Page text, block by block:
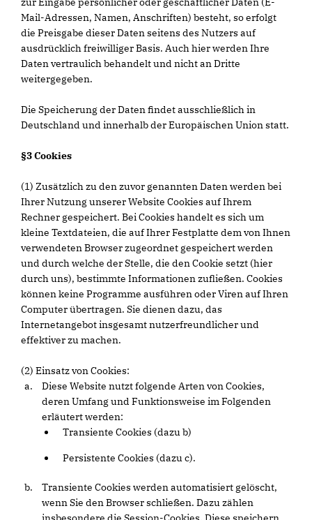
Mail-Adressen, Namen, Anschriften) besteht, so erfolgt
die Preisgabe dieser Daten seitens des Nutzers auf
ausdrücklich freiwilliger Basis. Auch hier werden Ihre
Daten vertraulich behandelt und nicht an Dritte
weitergegeben.
Die Speicherung der Daten findet ausschließlich in
Deutschland und innerhalb der Europäischen Union statt.
§3 Cookies
(1) Zusätzlich zu den zuvor genannten Daten werden bei
Ihrer Nutzung unserer Website Cookies auf Ihrem
Rechner gespeichert. Bei Cookies handelt es sich um
kleine Textdateien, die auf Ihrer Festplatte dem von Ihnen
verwendeten Browser zugeordnet gespeichert werden
und durch welche der Stelle, die den Cookie setzt (hier
durch uns), bestimmte Informationen zufließen. Cookies
können keine Programme ausführen oder Viren auf Ihren
Computer übertragen. Sie dienen dazu, das
Internetangebot insgesamt nutzerfreundlicher und
effektiver zu machen.
(2) Einsatz von Cookies:
Diese Website nutzt folgende Arten von Cookies,
deren Umfang und Funktionsweise im Folgenden
erläutert werden:
Transiente Cookies (dazu b)
Persistente Cookies (dazu c).
Transiente Cookies werden automatisiert gelöscht,
wenn Sie den Browser schließen. Dazu zählen